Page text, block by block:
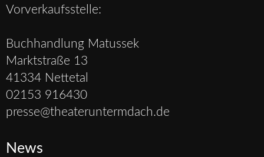
Vorverkaufsstelle:
Buchhandlung Matussek
Marktstraße 13
41334 Nettetal
02153 916430
presse@theateruntermdach.de
News